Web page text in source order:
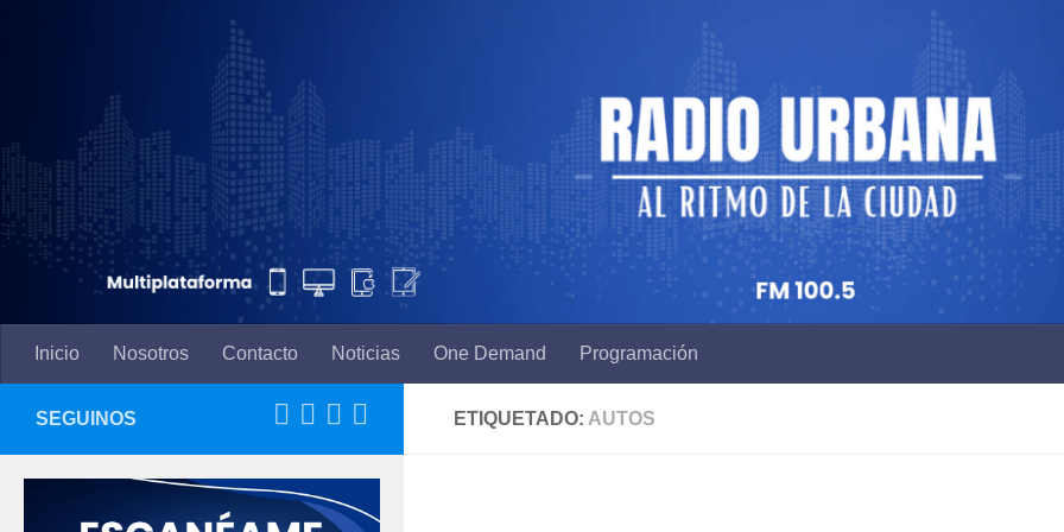
Inicio Nosotros Contacto Noticias One Demand Programación
ETIQUETADO: AUTOS
SEGUINOS